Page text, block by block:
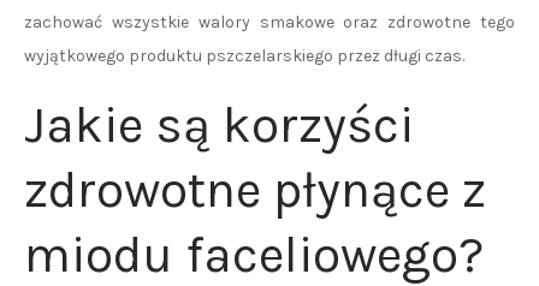
zachować wszystkie walory smakowe oraz zdrowotne tego
wyjątkowego produktu pszczelarskiego przez długi czas.
Jakie są korzyści
zdrowotne płynące z
miodu faceliowego?